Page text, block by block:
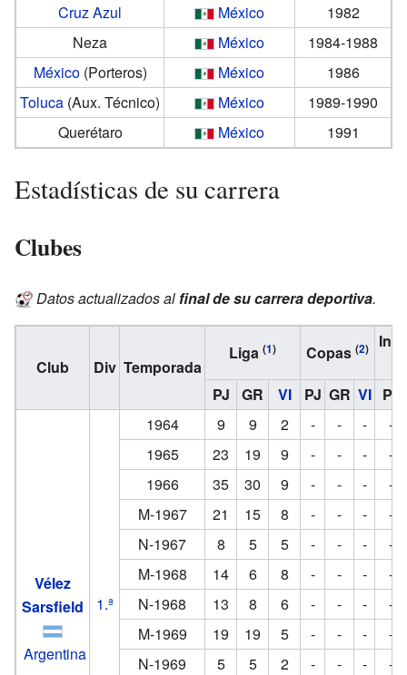
Cruz Azul
México
1982
Neza
México
1984-1988
México (Porteros) México
1986
Toluca (Aux. Técnico) México
1989-1990
Querétaro
México 1991
Estadísticas de su carrera
Clubes
Datos actualizados al final de su carrera deportiva.
Club Div Temporada
Liga (1) Copas (2)
PJ GR VI PJ GR VI PJ
Vélez
Sarsfield
Argentina
1.ª
1964 9 9 2 - - -
-
1965
23 19 9 - - -
-
1966
35 30 9 - - -
-
M-1967
21 15 8 - - -
-
N-1967
8 5 5 - - -
-
M-1968
14 6 8 - - -
-
N-1968
13 8 6 - - -
-
M-1969
19 19 5 - - -
-
N-1969
5 5 2 - - -
-